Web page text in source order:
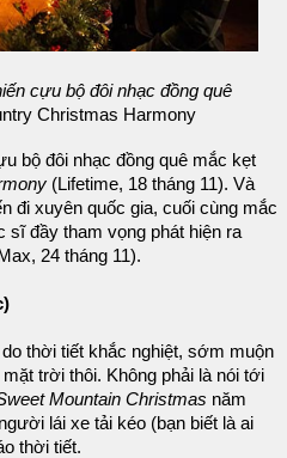
cựu bộ đôi nhạc đồng quê
Christmas Harmony
bộ đôi nhạc đồng quê mắc kẹt
(Lifetime, 18 tháng 11). Và
đi xuyên quốc gia, cuối cùng mắc
sĩ đầy tham vọng phát hiện ra
24 tháng 11).
thời tiết khắc nghiệt, sớm muộn
trời thôi. Không phải là nói tới
Mountain Christmas năm
lái xe tải kéo (bạn biết là ai
thời tiết.